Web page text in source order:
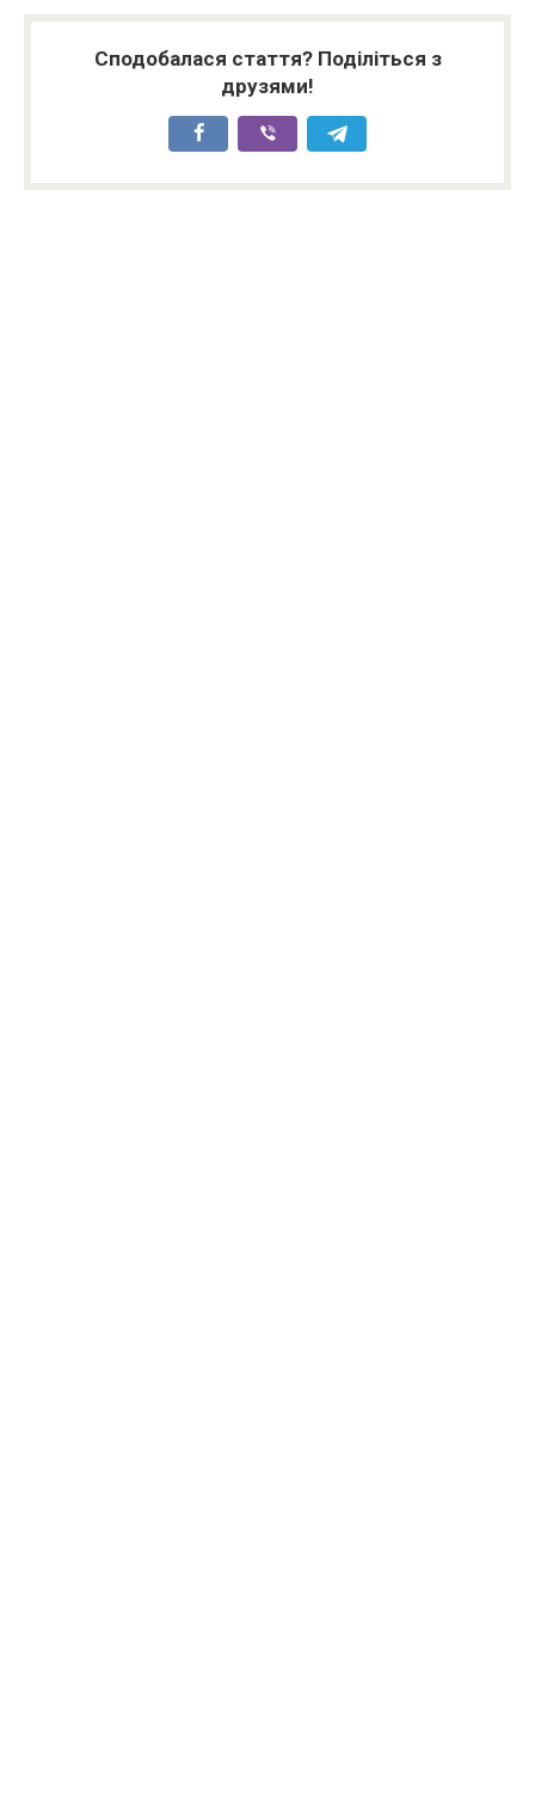
Сподобалася стаття? Поділіться з
друзями!